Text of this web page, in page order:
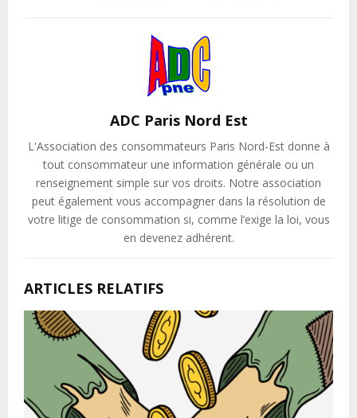
ADC Paris Nord Est
L'Association des consommateurs Paris Nord-Est donne à
tout consommateur une information générale ou un
renseignement simple sur vos droits. Notre association
peut également vous accompagner dans la résolution de
votre litige de consommation si, comme l’exige la loi, vous
en devenez adhérent.
ARTICLES RELATIFS